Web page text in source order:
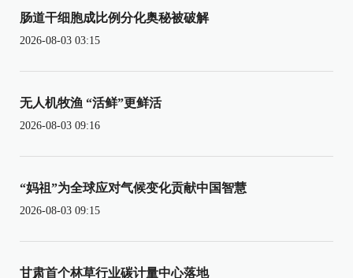
肠道干细胞成比例分化奥秘被破解
2026-08-03 03:15
无人机牧渔 “活鲜”更鲜活
2026-08-03 09:16
“妈祖”为全球应对气候变化贡献中国智慧
2026-08-03 09:15
甘肃首个林草行业碳计量中心落地